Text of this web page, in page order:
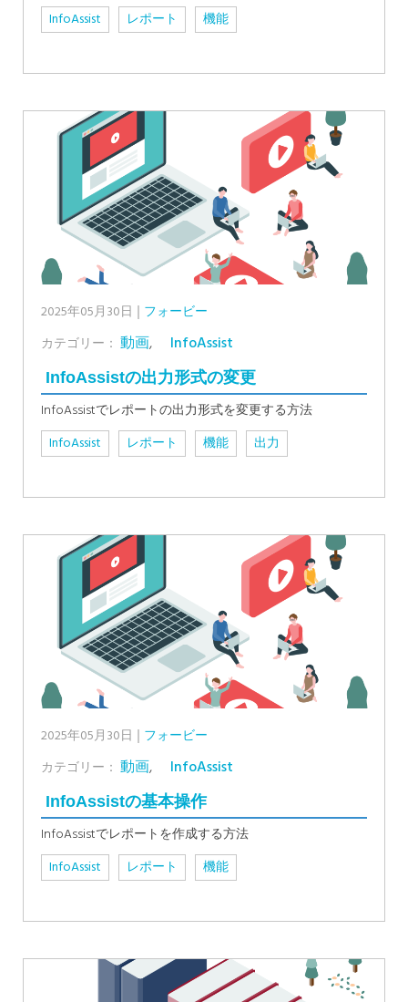
InfoAssist
レポート 機能
2025年05月30日
フォービー
カテゴリー： 動画, InfoAssist
InfoAssistの出力形式の変更
InfoAssistでレポートの出力形式を変更する方法
InfoAssist
レポート 機能 出力
2025年05月30日
フォービー
カテゴリー： 動画, InfoAssist
InfoAssistの基本操作
InfoAssistでレポートを作成する方法
InfoAssist
レポート 機能